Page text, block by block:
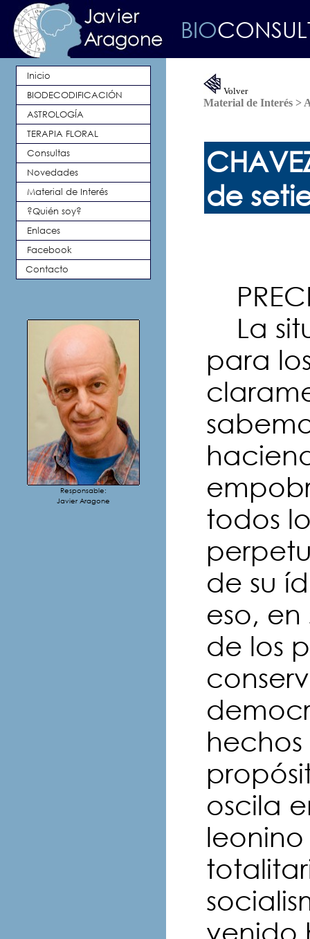
BIO
Inicio
BIODECODIFICACIÓN
ASTROLOGÍA
TERAPIA FLORAL
Consultas
Novedades
Material de Interés
?Quién soy?
Enlaces
Facebook
Contacto
Responsable:
Javier Aragone
Volver
Material de Interés >
de
La
para
todos
de su
eso,
de los
oscila
venido